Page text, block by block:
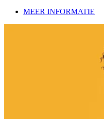
MEER INFORMATIE